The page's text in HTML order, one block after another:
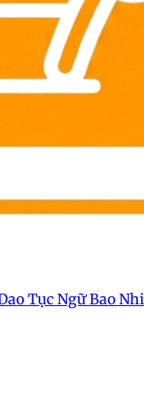
Tục NgữBao